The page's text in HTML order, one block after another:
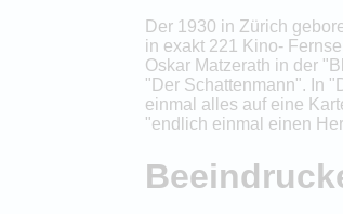
Der 1930 in Zürich
in exakt 221 Kino-
Oskar Matzerath in der
"Der Schattenmann". In
einmal alles auf eine
"endlich einmal einen